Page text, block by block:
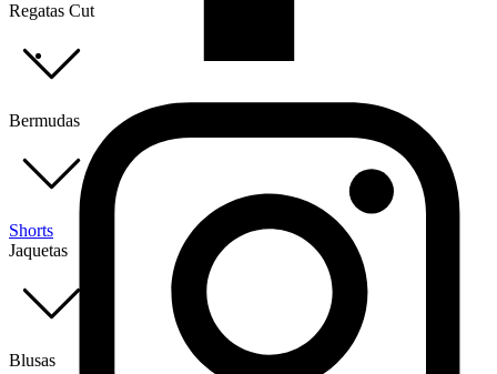
Regatas Cut
Bermudas
Shorts
Jaquetas
Blusas